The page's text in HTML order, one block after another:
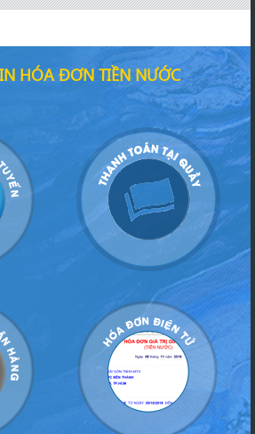
HÓA ĐƠN TIỀN NƯỚC